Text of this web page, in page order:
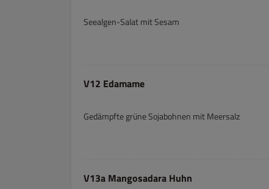
Seealgen-Salat mit Sesam
V12 Edamame
Gedämpfte grüne Sojabohnen mit Meersalz
V13a Mangosadara Huhn